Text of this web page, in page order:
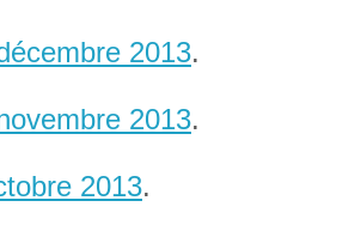
2013.
2013.
2013.